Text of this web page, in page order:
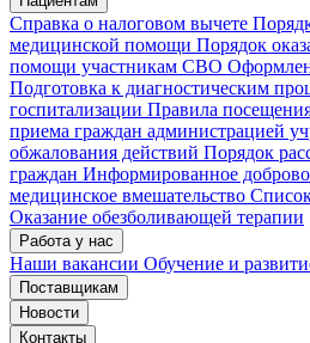
Справка о налоговом вычете
медицинской помощи Порядок
помощи участникам СВО
Подготовка к диагностическим
госпитализации Правила
приема граждан администрацией
обжалования действий Порядок
граждан Информированное
медицинское вмешательство
Оказание обезболивающей терапии
Работа у нас
Наши вакансии Обучение и
Поставщикам
Новости
Контакты